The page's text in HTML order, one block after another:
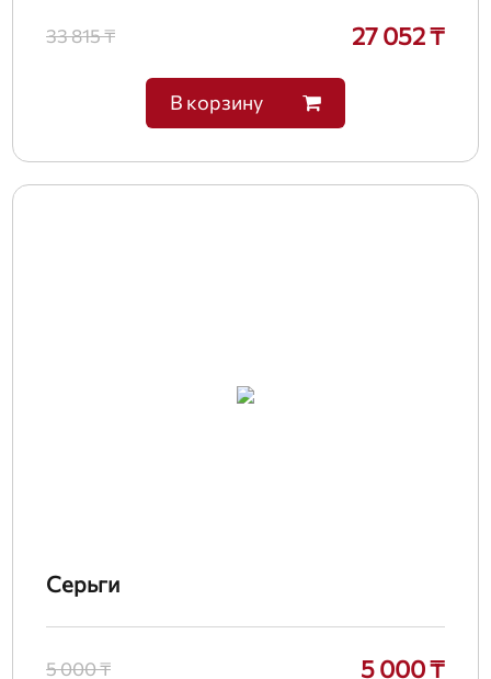
33 815 ₸ 27 052 ₸
В корзину
Серьги
5 000 ₸ 5 000 ₸